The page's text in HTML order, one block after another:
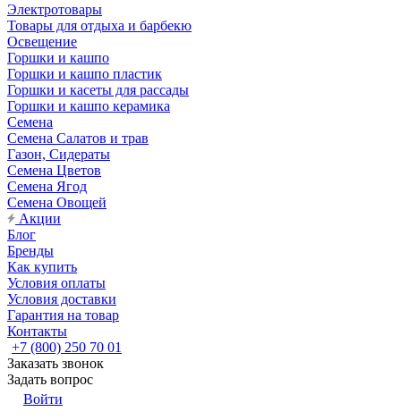
Электротовары
Товары для отдыха и барбекю
Освещение
Горшки и кашпо
Горшки и кашпо пластик
Горшки и касеты для рассады
Горшки и кашпо керамика
Семена
Семена Салатов и трав
Газон, Сидераты
Семена Цветов
Семена Ягод
Семена Овощей
Акции
Блог
Бренды
Как купить
Условия оплаты
Условия доставки
Гарантия на товар
Контакты
+7 (800) 250 70 01
Заказать звонок
Задать вопрос
Войти